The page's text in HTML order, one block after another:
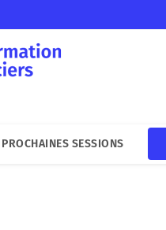
PROCHAINES SESSIONS